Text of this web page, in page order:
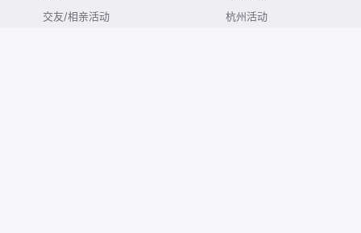
交友/相亲活动
杭州活动